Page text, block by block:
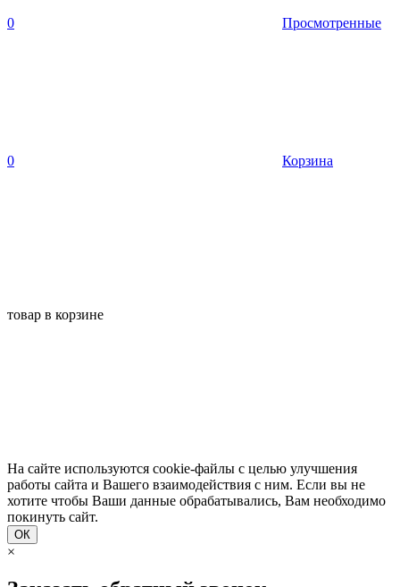
0 Просмотренные
0 Корзина
товар в корзине
На сайте используются cookie-файлы с целью улучшения
работы сайта и Вашего взаимодействия с ним. Если вы не
хотите чтобы Ваши данные обрабатывались, Вам необходимо
покинуть сайт.
ОК
×